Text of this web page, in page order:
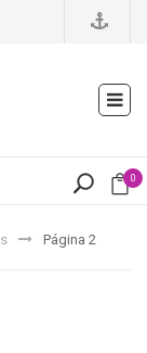
0
Página 2